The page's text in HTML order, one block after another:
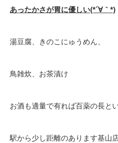
あったかさが胃に優しい(*´∀｀*)
湯豆腐、きのこにゅうめん、
鳥雑炊、お茶漬け
お酒も適量で有れば百薬の長と
駅から少し距離のあります基山